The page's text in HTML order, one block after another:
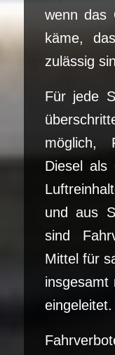
wenn das
käme,
zulässig
Für jede
möglich,
Diesel als
und aus
sind
Mittel für
insgesamt
eingeleitet.